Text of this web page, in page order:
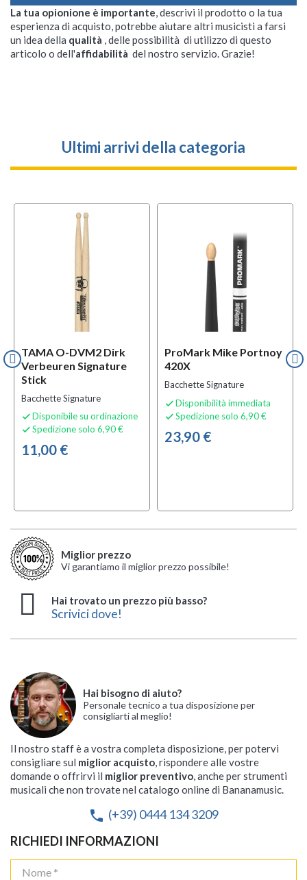
La tua opionione è importante, descrivi il prodotto o la tua
esperienza di acquisto, potrebbe aiutare altri musicisti a farsi
un idea della qualità , delle possibilità di utilizzo di questo
articolo o dell'affidabilità del nostro servizio. Grazie!
Ultimi arrivi della categoria
TAMA O-DVM2 Dirk
Verbeuren Signature
Stick
Bacchette Signature
 Disponibile su ordinazione
 Spedizione solo 6,90 €
11,00 €
ProMark Mike Portnoy
420X
Bacchette Signature
 Disponibilità immediata
 Spedizione solo 6,90 €
23,90 €
Miglior prezzo
Vi garantiamo il miglior prezzo possibile!
Hai trovato un prezzo più basso?
Scrivici dove!
Hai bisogno di aiuto?
Personale tecnico a tua disposizione per
consigliarti al meglio!
Il nostro staff è a vostra completa disposizione, per potervi
consigliare sul miglior acquisto, rispondere alle vostre
domande o offrirvi il miglior preventivo, anche per strumenti
musicali che non trovate nel catalogo online di Bananamusic.
phone (+39) 0444 134 3209
RICHIEDI INFORMAZIONI